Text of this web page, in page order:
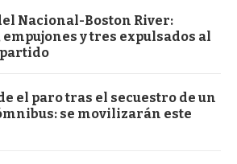
Nacional-Boston River:
y tres expulsados al
el paro tras el secuestro de un
se movilizarán este